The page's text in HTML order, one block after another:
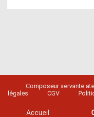
Composeur servante
légales
CGV
Accueil